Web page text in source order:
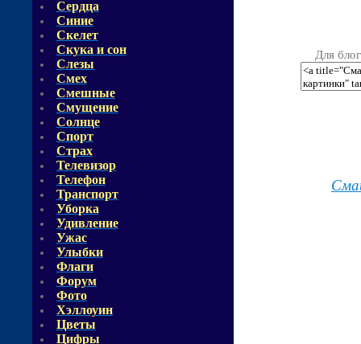
Сердца
Синие
Скелет
Скука и сон
Слезы
Смех
Смешные
Смущение
Солнце
Спорт
Страх
Телевизор
Телефон
Транспорт
Уборка
Удивление
Ужас
Улыбки
Флаги
Форум
Фото
Хэллоуин
Цветы
Цифры
Для